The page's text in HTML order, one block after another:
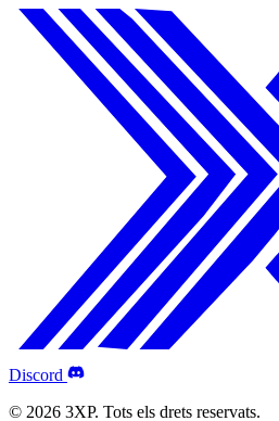
Discord
© 2026 3XP. Tots els drets reservats.